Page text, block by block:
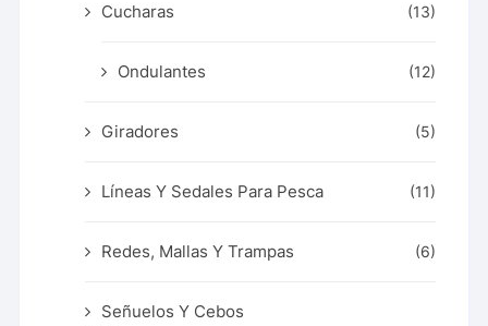
Cucharas (13)
Ondulantes (12)
Giradores (5)
Líneas Y Sedales Para Pesca (11)
Redes, Mallas Y Trampas (6)
Señuelos Y Cebos